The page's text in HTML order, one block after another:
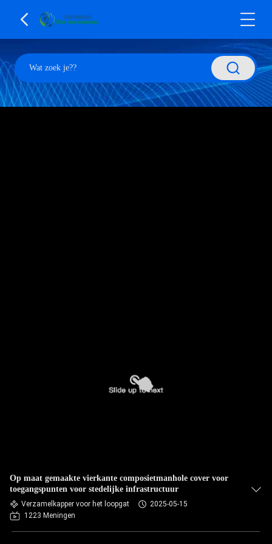
Op maat gemaakte vierkante composietmanhole cover voor
toegangspunten voor stedelijke infrastructuur
Verzamelkapper voor het loopgat
2025-05-15
1223 Meningen